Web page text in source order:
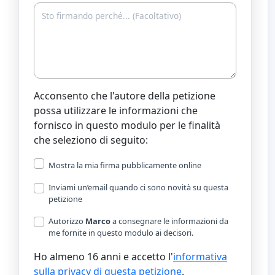
Acconsento che l'autore della petizione
possa utilizzare le informazioni che
fornisco in questo modulo per le finalità
che seleziono di seguito:
Mostra la mia firma pubblicamente online
Inviami un’email quando ci sono novità su questa
petizione
Autorizzo Marcoa consegnare le informazioni da
me fornite in questo modulo ai decisori.
Ho almeno 16 anni e accetto l'informativa
sulla privacy di questa petizione.